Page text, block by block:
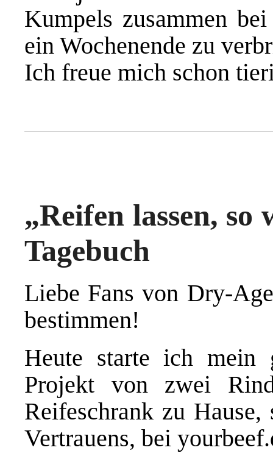
Kumpels zusammen
ein Wochenende zu
Ich freue mich schon
„Reifen lassen,
Tagebuch
Liebe Fans von Dry-
bestimmen!
Heute starte ich mein
Projekt von zwei
Reifeschrank zu
Vertrauens, bei